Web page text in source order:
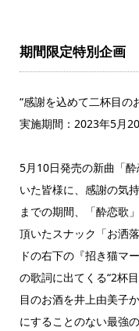
期間限定特別企画
“感謝を込めて二杯目の
実施期間：2023年5月
5月10日発売の新曲「
いた皆様に、感謝の気
までの期間、「酔恋歌
頂いたスナック「お洒
ドの右下の『招き猫マ
の歌詞に出てくる“2杯
目のお酒を井上由美子
にすることのない最強